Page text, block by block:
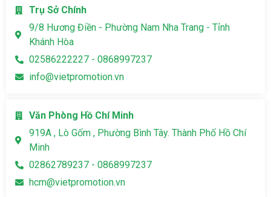
Trụ Sở Chính
9/8 Hương Điền - Phường Nam Nha Trang - Tỉnh
Khánh Hòa
02586222227 - 0868997237
info@vietpromotion.vn
Văn Phòng Hồ Chí Minh
919A , Lò Gốm , Phường Bình Tây. Thành Phố Hồ Chí
Minh
02862789237 - 0868997237
hcm@vietpromotion.vn